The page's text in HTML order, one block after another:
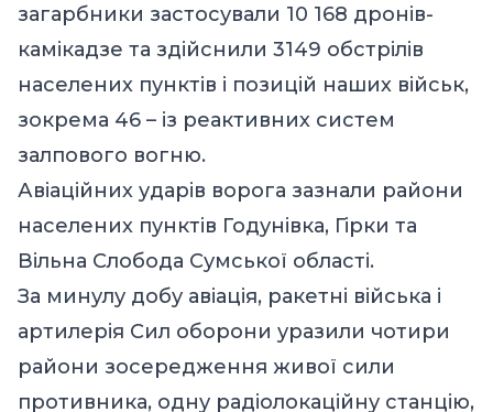
загарбники застосували 10 168 дронів-
камікадзе та здійснили 3149 обстрілів
населених пунктів і позицій наших військ,
зокрема 46 – із реактивних систем
залпового вогню.
Авіаційних ударів ворога зазнали райони
населених пунктів Годунівка, Гірки та
Вільна Слобода Сумської області.
За минулу добу авіація, ракетні війська і
артилерія Сил оборони уразили чотири
райони зосередження живої сили
противника, одну радіолокаційну станцію,